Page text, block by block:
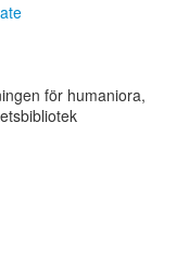
för humaniora,